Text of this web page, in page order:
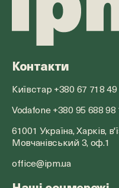
Контакти
Київстар +380 67 718 49
Vodafone +380 95 688 98
61001 Україна, Харків,
Мовчанівський 3, оф.1
office@ipm.ua